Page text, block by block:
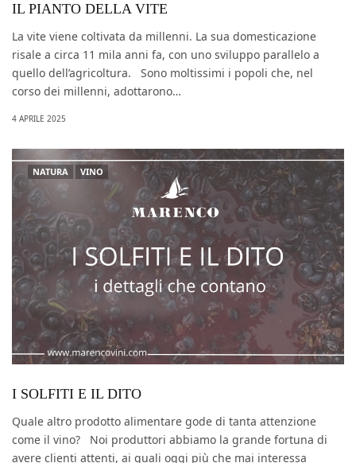
IL PIANTO DELLA VITE
La vite viene coltivata da millenni. La sua domesticazione
risale a circa 11 mila anni fa, con uno sviluppo parallelo a
quello dell’agricoltura. Sono moltissimi i popoli che, nel
corso dei millenni, adottarono…
4 APRILE 2025
NATURA VINO
I SOLFITI E IL DITO
Quale altro prodotto alimentare gode di tanta attenzione
come il vino? Noi produttori abbiamo la grande fortuna di
avere clienti attenti, ai quali oggi più che mai interessa